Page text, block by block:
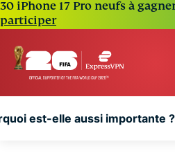
30 iPhone 17 Pro neufs à
participer
est-elle aussi importante ?